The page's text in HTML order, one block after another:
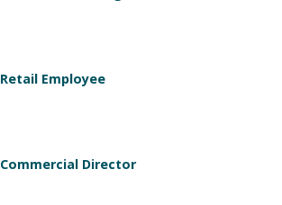
Retail Employee
Commercial Director